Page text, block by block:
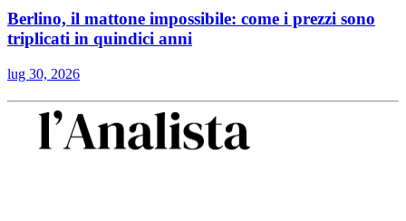
Berlino, il mattone impossibile: come i prezzi sono
triplicati in quindici anni
lug 30, 2026